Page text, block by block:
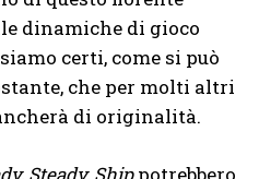
dinamiche di gioco
certi, come si può
che per molti altri
di originalità.